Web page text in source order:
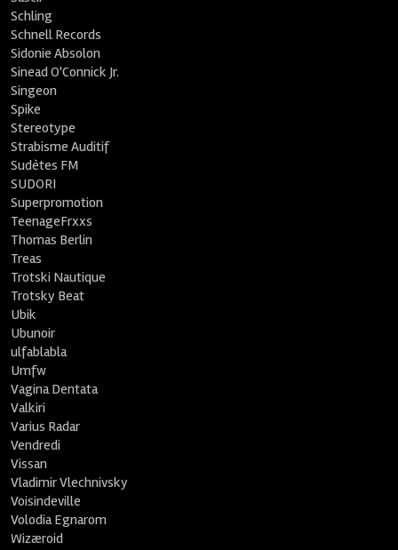
Schling
Schnell Records
Sidonie Absolon
Sinead O'Connick Jr.
Singeon
Spike
Stereotype
Strabisme Auditif
Sudètes FM
SUDORI
Superpromotion
TeenageFrxxs
Thomas Berlin
Treas
Trotski Nautique
Trotsky Beat
Ubik
Ubunoir
ulfablabla
Umfw
Vagina Dentata
Valkiri
Varius Radar
Vendredi
Vissan
Vladimir Vlechnivsky
Voisindeville
Volodia Egnarom
Wizæroid